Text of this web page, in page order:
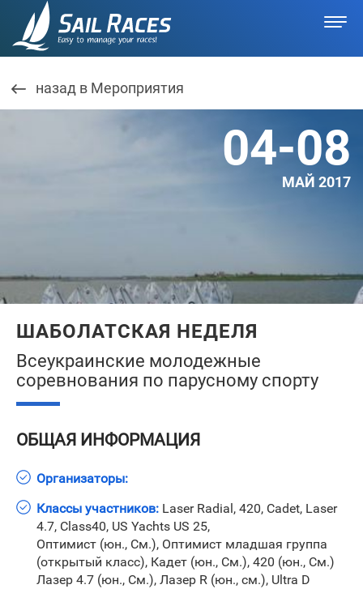
назад в Мероприятия
04-08
МАЙ 2017
ШАБОЛАТСКАЯ НЕДЕЛЯ
Всеукраинские молодежные
соревнования по парусному спорту
ОБЩАЯ ИНФОРМАЦИЯ
Организаторы:
Классы участников: Laser Radial, 420, Cadet, Laser
4.7, Class40, US Yachts US 25,
Оптимист (юн., См.), Оптимист младшая группа
(открытый класс), Кадет (юн., См.), 420 (юн., См.)
Лазер 4.7 (юн., См.), Лазер R (юн., см.), Ultra D